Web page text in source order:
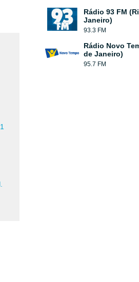
Rádio 93 FM
Janeiro)
93.3 FM
Rádio Novo
de Janeiro)
95.7 FM